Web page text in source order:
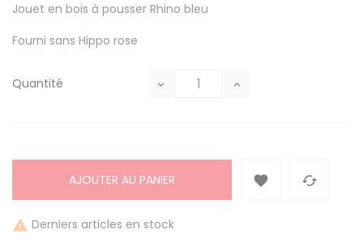
Jouet en bois à pousser Rhino bleu
Fourni sans Hippo rose
Quantité
AJOUTER AU PANIER  
 Derniers articles en stock